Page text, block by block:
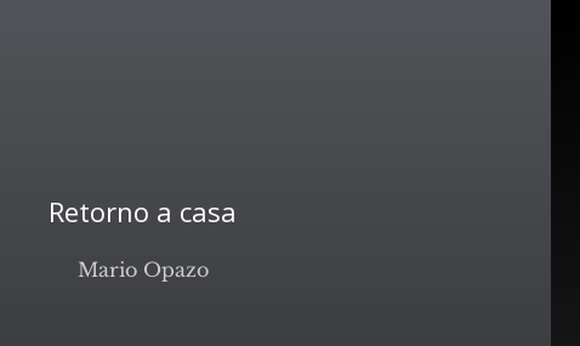
Retorno a casa
Mario Opazo